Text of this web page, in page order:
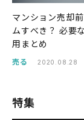
マンション売却
ムすべき？ 必要
用まとめ
売る 2020.08.28
特集